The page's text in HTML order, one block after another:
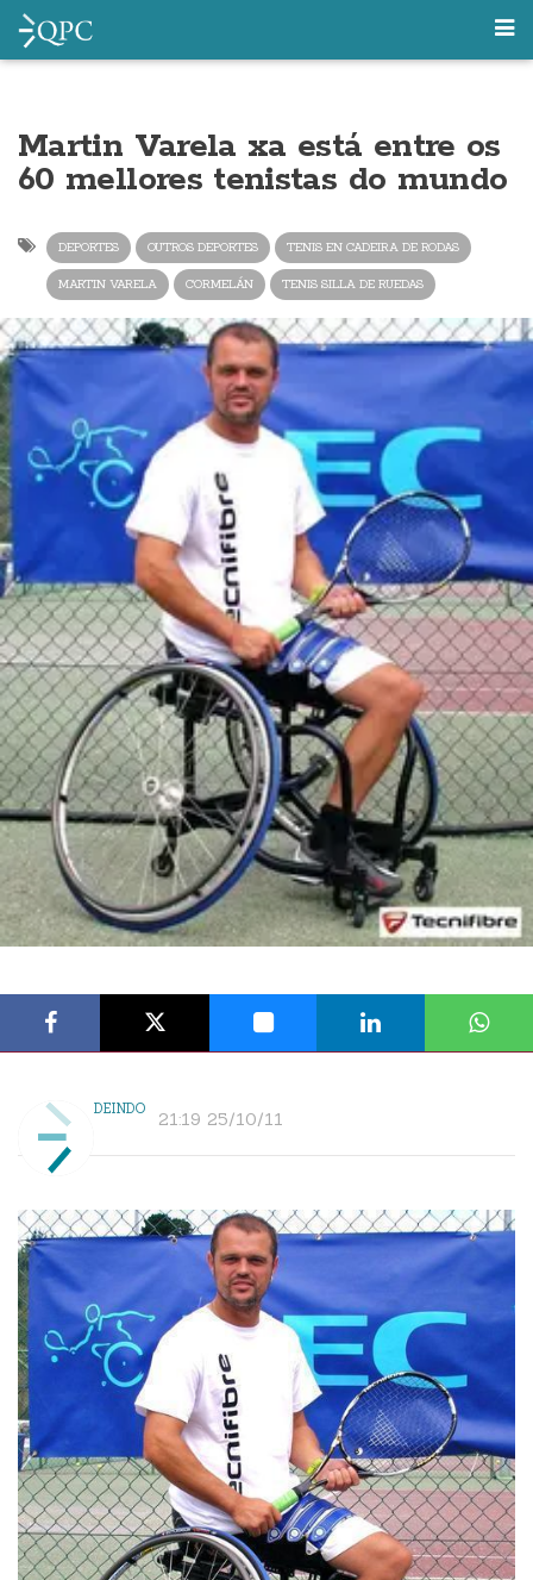
Martin Varela xa está entre os
60 mellores tenistas do mundo
DEPORTES OUTROS DEPORTES TENIS EN CADEIRA DE RODAS
MARTIN VARELA CORMELÁN TENIS SILLA DE RUEDAS
DEINDO 21:19 25/10/11